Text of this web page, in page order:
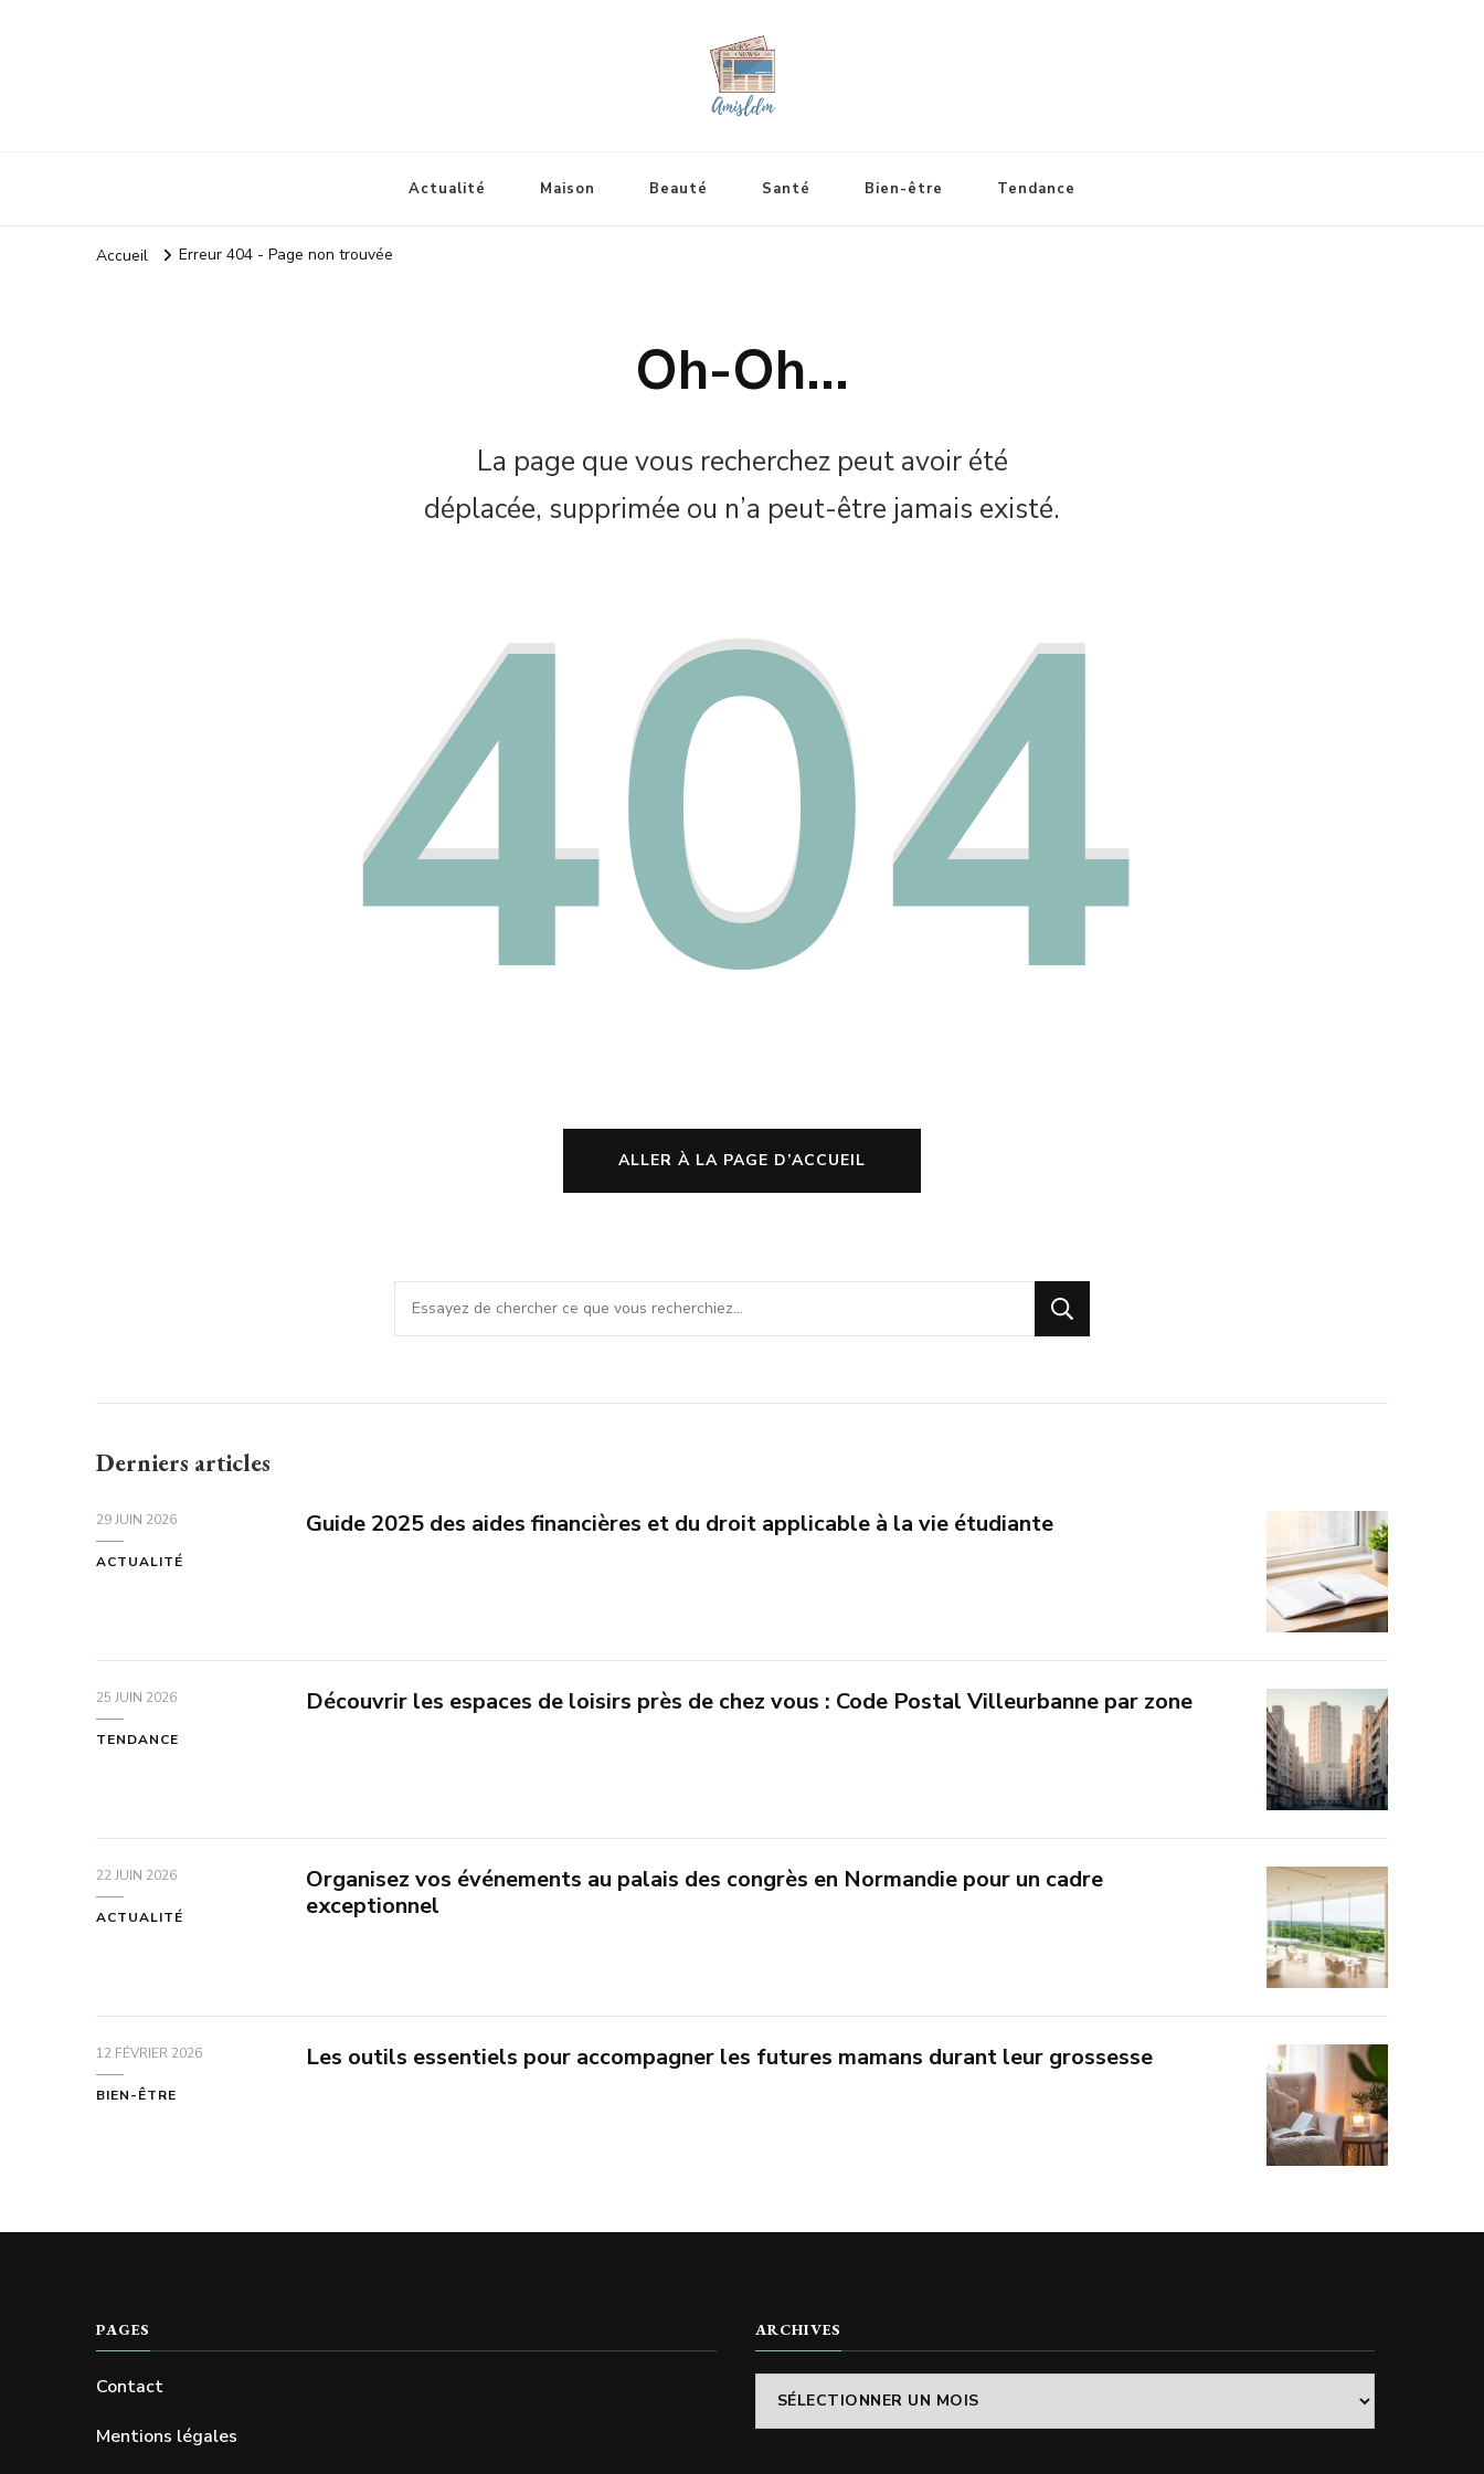
Actualité Maison Beauté Santé Bien-être Tendance
Accueil Erreur 404 - Page non trouvée
Oh-Oh...
La page que vous recherchez peut avoir été
déplacée, supprimée ou n’a peut-être jamais existé.
404
ALLER À LA PAGE D’ACCUEIL
Vous
recherchiez
chose
Derniers articles
29 JUIN 2026
ACTUALITÉ
Guide 2025 des aides financières et du droit applicable à la vie étudiante
25 JUIN 2026
TENDANCE
Découvrir les espaces de loisirs près de chez vous : Code Postal Villeurbanne par zone
22 JUIN 2026
ACTUALITÉ
Organisez vos événements au palais des congrès en Normandie pour un cadre
exceptionnel
12 FÉVRIER 2026
BIEN-ÊTRE
Les outils essentiels pour accompagner les futures mamans durant leur grossesse
PAGES
Contact
Mentions légales
ARCHIVES
Archives